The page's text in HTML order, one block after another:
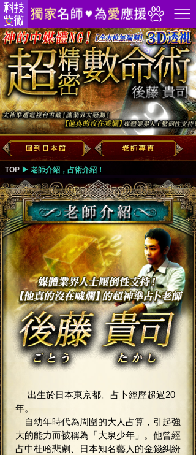
TOP ▶︎ 老師介紹，占術介紹！
出生於日本東京都。占卜經歷超過20
年。
自幼年時代為周圍的大人占算，引起強
大的能力而被稱為「大泉少年」。他曾經
占中杜哈悲劇、日本知名藝人的金錢糾紛